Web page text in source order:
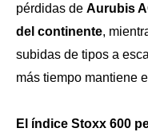
pérdidas de Aurubis
del continente,
subidas de tipos a
más tiempo mantiene
El índice Stoxx 600